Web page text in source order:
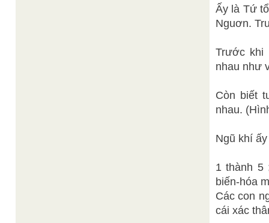
Ấy là Tứ
Nguơn.
Trước khi
nhau như
Còn biết
nhau.
Ngũ khí
1 thành 5
biến-hóa
Các con
cái xác